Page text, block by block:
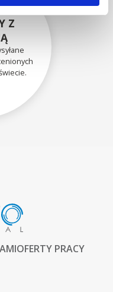
Z
OFERTY PRACY